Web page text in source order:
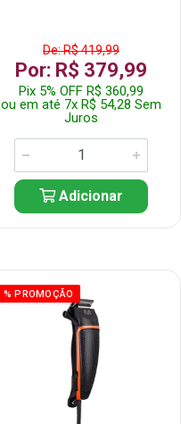
De: R$ 419,99
Por: R$ 379,99
Pix 5% OFF R$ 360,99
ou em até 7x R$ 54,28 Sem
Juros
Adicionar
% PROMOÇÃO